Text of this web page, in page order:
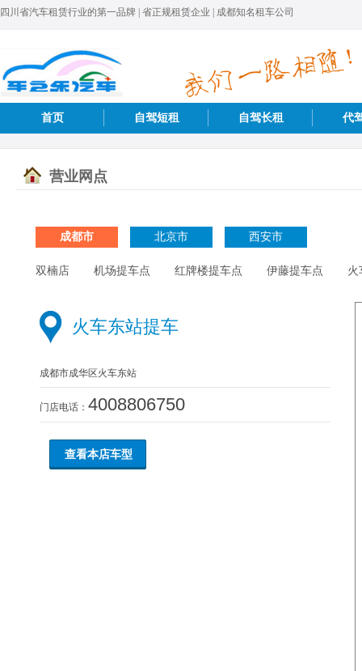
四川省汽车租赁行业的第一品牌 | 省正规租赁企业 | 成都知名租车公司
首页 自驾短租 自驾长租 代
营业网点
成都市 北京市 西安市
双楠店 机场提车点 红牌楼提车点 伊藤提车点 火
火车东站提车
成都市成华区火车东站
门店电话： 4008806750
查看本店车型